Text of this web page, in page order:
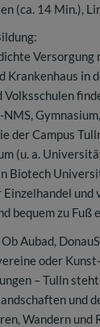
(ca. 14 Min.),
Versorgung
Krankenhaus in
der Campus
(u. a.
Biotech
und
bequem zu Fuß
Aubad,
oder
– Tulln
und
Wandern und